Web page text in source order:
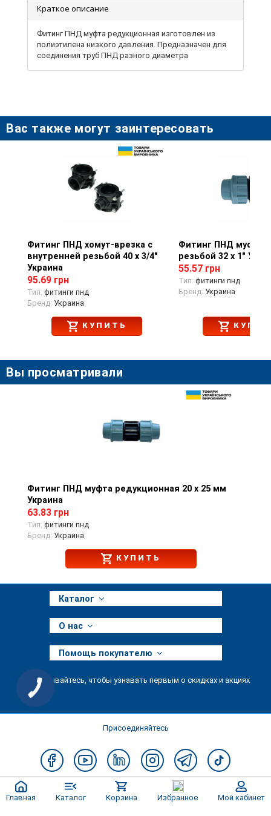
Краткое описание
Фитинг ПНД муфта редукционная изготовлен из
полиэтилена низкого давления. Предназначен для
соединения труб ПНД разного диаметра
Вас также могут заинтересовать
Просмотр товара
Фитинг ПНД хомут-врезка с
внутренней резьбой 40 х 3/4"
Украина
95.69 грн
Тип: фитинги пнд
Бренд: Украина
КУПИТЬ
Просмотр
Фитинг ПНД муфта
резьбой 32 х 1"
55.57 грн
Тип: фитинги пнд
Бренд: Украина
Вы просматривали
Просмотр товара
Фитинг ПНД муфта редукционная 20 х 25 мм
Украина
63.83 грн
Тип: фитинги пнд
Бренд: Украина
КУПИТЬ
Каталог
О нас
Помощь покупателю
Подписывайтесь, чтобы узнавать первым о скидках и акциях
Присоединяйтесь
Главная Каталог Корзина Избранное Мой кабинет
КНОПКА
ЗВ'ЯЗКУ